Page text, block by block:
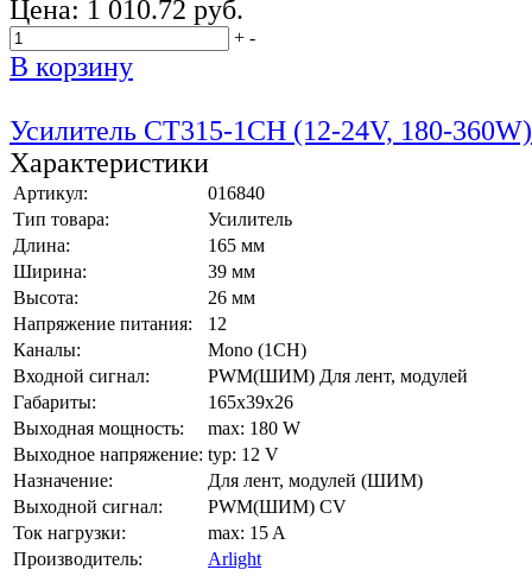
Цена: 1 010.72 руб.
+ -
В корзину
Усилитель CT315-1CH (12-24V, 180-360W)
Характеристики
Артикул:
016840
Тип товара:
Усилитель
Длина:
165 мм
Ширина:
39 мм
Высота:
26 мм
Напряжение питания:
12
Каналы:
Mono (1CH)
Входной сигнал:
PWM(ШИМ) Для лент, модулей
Габариты:
165x39x26
Выходная мощность:
max: 180 W
Выходное напряжение: typ: 12 V
Назначение:
Для лент, модулей (ШИМ)
Выходной сигнал:
PWM(ШИМ) CV
Ток нагрузки:
max: 15 A
Производитель:
Arlight